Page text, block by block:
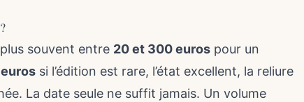
souvent entre 20 et 300 euros pour un
si l’édition est rare, l’état excellent, la reliure
La date seule ne suffit jamais. Un volume